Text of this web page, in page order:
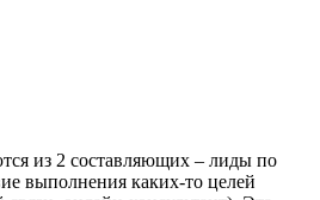
из 2 составляющих – лиды по
выполнения каких-то целей